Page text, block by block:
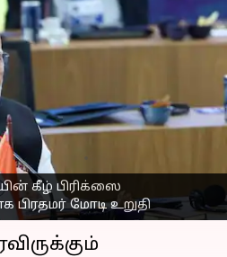
கீழ் பிரிக்ஸை
மோடி உறுதி
2025
கீழ்
உறுதி
Jul 07, 2025